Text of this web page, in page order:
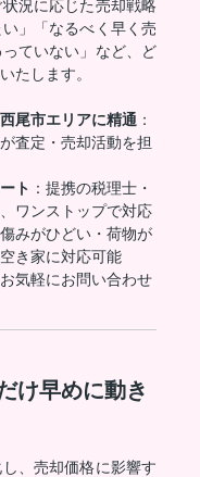
況に応じた売却戦略
」「なるべく早く売
ていない」など、ど
たします。
尾市エリアに精通 ：
査定・売却活動を担
ト ：提携の税理士・
ワンストップで対応
傷みがひどい・荷物が
き家に対応可能
気軽にお問い合わせ
け早めに動き
、売却価格に影響す